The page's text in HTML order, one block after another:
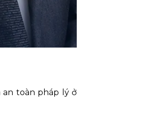
an toàn pháp lý ở